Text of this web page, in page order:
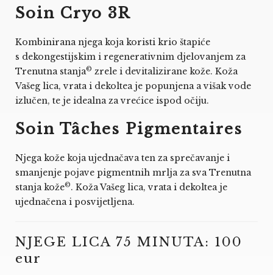
Soin Cryo 3R
Kombinirana njega koja koristi krio štapiće
s dekongestijskim i regenerativnim djelovanjem za
Trenutna stanja© zrele i devitalizirane kože. Koža
Vašeg lica, vrata i dekoltea je popunjena a višak vode
izlučen, te je idealna za vrećice ispod očiju.
Soin Tâches Pigmentaires
Njega kože koja ujednačava ten za sprečavanje i
smanjenje pojave pigmentnih mrlja za sva Trenutna
stanja kože©. Koža Vašeg lica, vrata i dekoltea je
ujednačena i posvijetljena.
NJEGE LICA 75 MINUTA: 100
eur